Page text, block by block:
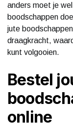
anders moet je
boodschappen
jute
draagkracht,
kunt volgooien.
Bestel
online